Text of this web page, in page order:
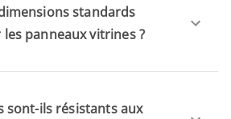
standards
panneaux vitrines ?
sont-ils résistants aux